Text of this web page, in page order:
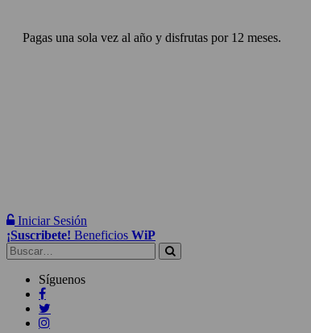
Pagas una sola vez al año y disfrutas por 12 meses.
Iniciar Sesión
¡Suscribete! Beneficios WiP
Buscar:
Síguenos